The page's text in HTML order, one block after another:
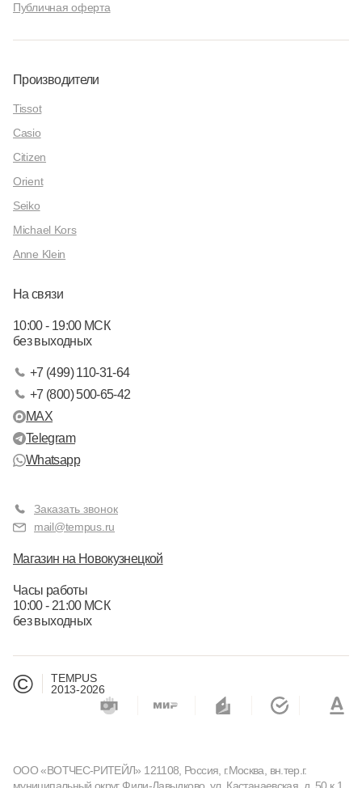
Публичная оферта
Производители
Tissot
Casio
Citizen
Orient
Seiko
Michael Kors
Anne Klein
На связи
10:00 - 19:00 МСК
без выходных
+7 (499) 110-31-64
+7 (800) 500-65-42
MAX
Telegram
Whatsapp
Заказать звонок
mail@tempus.ru
Магазин на Новокузнецкой
Часы работы
10:00 - 21:00 МСК
без выходных
©
TEMPUS
2013-2026
ООО «ВОТЧЕС-РИТЕЙЛ» 121108, Россия, г.Москва, вн.тер.г.